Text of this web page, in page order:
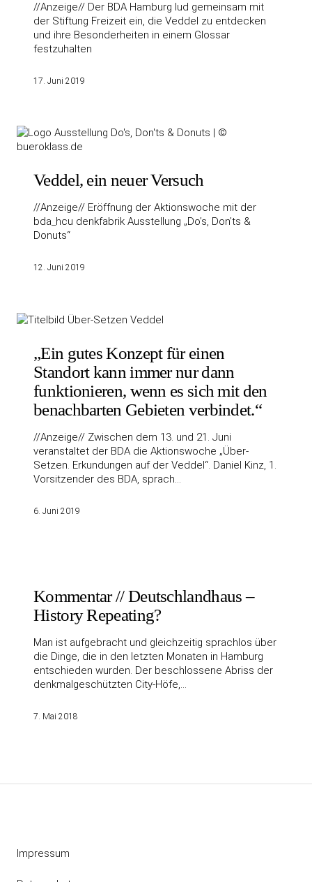
//Anzeige// Der BDA Hamburg lud gemeinsam mit
der Stiftung Freizeit ein, die Veddel zu entdecken
und ihre Besonderheiten in einem Glossar
festzuhalten
17. Juni 2019
Veddel, ein neuer Versuch
//Anzeige// Eröffnung der Aktionswoche mit der
bda_hcu denkfabrik Ausstellung „Do’s, Don’ts &
Donuts“
12. Juni 2019
„Ein gutes Konzept für einen
Standort kann immer nur dann
funktionieren, wenn es sich mit den
benachbarten Gebieten verbindet.“
//Anzeige// Zwischen dem 13. und 21. Juni
veranstaltet der BDA die Aktionswoche „Über-
Setzen. Erkundungen auf der Veddel“. Daniel Kinz, 1.
Vorsitzender des BDA, sprach…
6. Juni 2019
Kommentar // Deutschlandhaus –
History Repeating?
Man ist aufgebracht und gleichzeitig sprachlos über
die Dinge, die in den letzten Monaten in Hamburg
entschieden wurden. Der beschlossene Abriss der
denkmalgeschützten City-Höfe,…
7. Mai 2018
Impressum